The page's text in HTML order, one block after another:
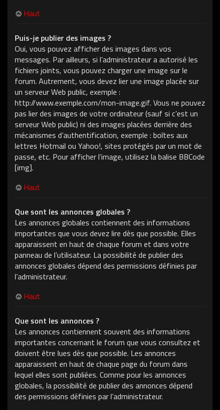
Haut
Puis-je publier des images ?
Oui, vous pouvez afficher des images dans vos
messages. Par ailleurs, si l’administrateur a autorisé les
fichiers joints, vous pouvez charger une image sur le
forum. Autrement, vous devez lier une image placée sur
un serveur Web public, exemple :
http://www.exemple.com/mon-image.gif. Vous ne pouvez
pas lier des images de votre ordinateur (sauf si c’est un
serveur Web public) ni des images placées derrière des
mécanismes d’authentification, exemple : boîtes aux
lettres Hotmail ou Yahoo!, sites protégés par un mot de
passe, etc. Pour afficher l’image, utilisez la balise BBCode
[img].
Haut
Que sont les annonces globales ?
Les annonces globales contiennent des informations
importantes que vous devez lire dès que possible. Elles
apparaissent en haut de chaque forum et dans votre
panneau de l’utilisateur. La possibilité de publier des
annonces globales dépend des permissions définies par
l’administrateur.
Haut
Que sont les annonces ?
Les annonces contiennent souvent des informations
importantes concernant le forum que vous consultez et
doivent être lues dès que possible. Les annonces
apparaissent en haut de chaque page du forum dans
lequel elles sont publiées. Comme pour les annonces
globales, la possibilité de publier des annonces dépend
des permissions définies par l’administrateur.